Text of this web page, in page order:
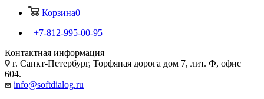
Корзина0
+7-812-995-00-95
Контактная информация
г. Санкт-Петербург, Торфяная дорога дом 7, лит. Ф, офис
604.
info@softdialog.ru